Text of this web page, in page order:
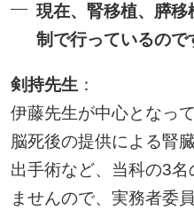
現在、腎移植、膵
制で行っているので
剣持先生 ：
伊藤先生が中心となっ
脳死後の提供による腎
出手術など、当科の3
ませんので、実務者委